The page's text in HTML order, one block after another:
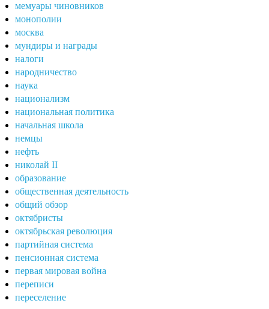
мемуары чиновников
монополии
москва
мундиры и награды
налоги
народничество
наука
национализм
национальная политика
начальная школа
немцы
нефть
николай II
образование
общественная деятельность
общий обзор
октябристы
октябрьская революция
партийная система
пенсионная система
первая мировая война
переписи
переселение